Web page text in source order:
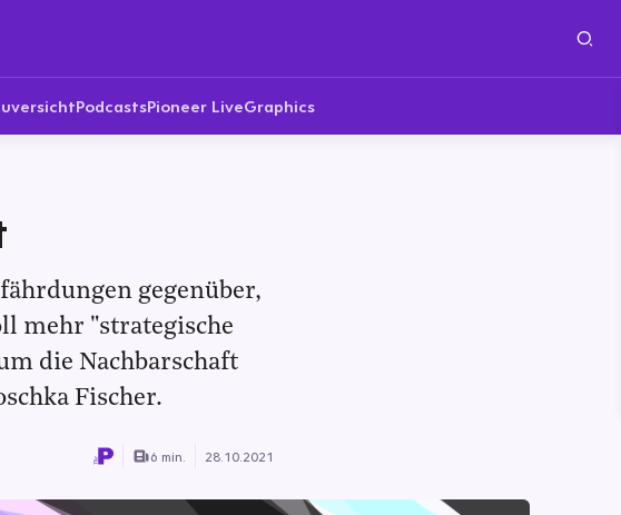
PodcastsPioneer LiveGraphics
gegenüber,
mehr "strategische
die Nachbarschaft
Fischer.
6 min. 28.10.2021